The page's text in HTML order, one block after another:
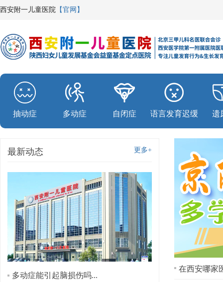
西安附一儿童医院 【官网】
抽动症 多动症 自闭症 语言发育迟缓 遗
更多+
最新动态
多动症能引起脑损伤吗...
在西安哪家